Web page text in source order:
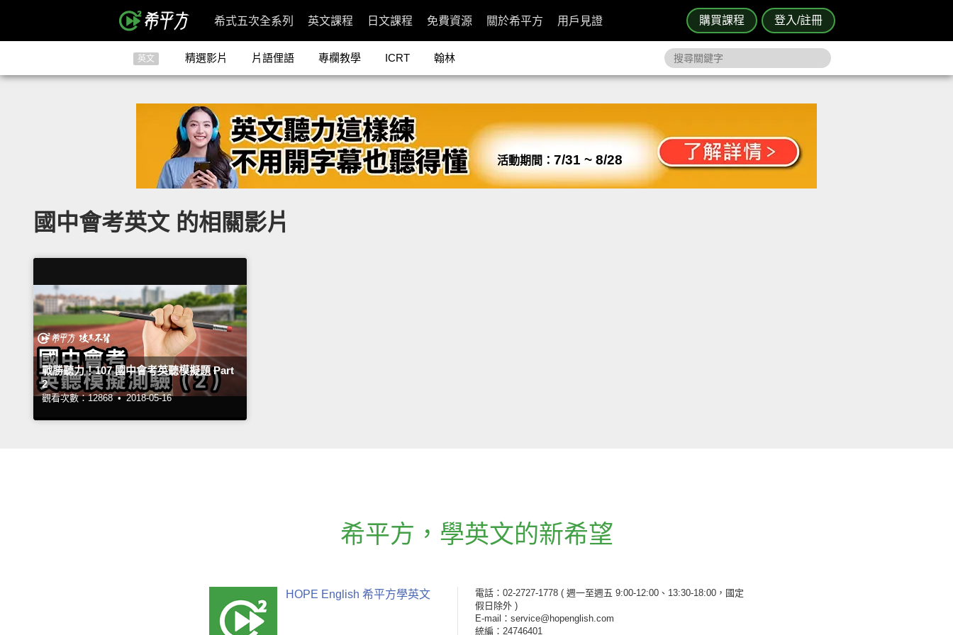
購買課程 登入/註冊
希式五次全系列 英文課程 日文課程 免費資源 關於希平方 用戶見證
英文 精選影片 片語俚語 專欄教學 ICRT 翰林
活動期間： 7/31 ~ 8/28
國中會考英文 的相關影片
戰勝聽力！107 國中會考英聽模擬題 Part
2
觀看次數：12868 • 2018-05-16
希平方 ， 學英文的新希望
HOPE English 希平方學英文 電話：02-2727-1778 ( 週一至週五 9:00-12:00、13:30-18:00，國定
假日除外 )
E-mail：service@hopenglish.com
統編：24746401